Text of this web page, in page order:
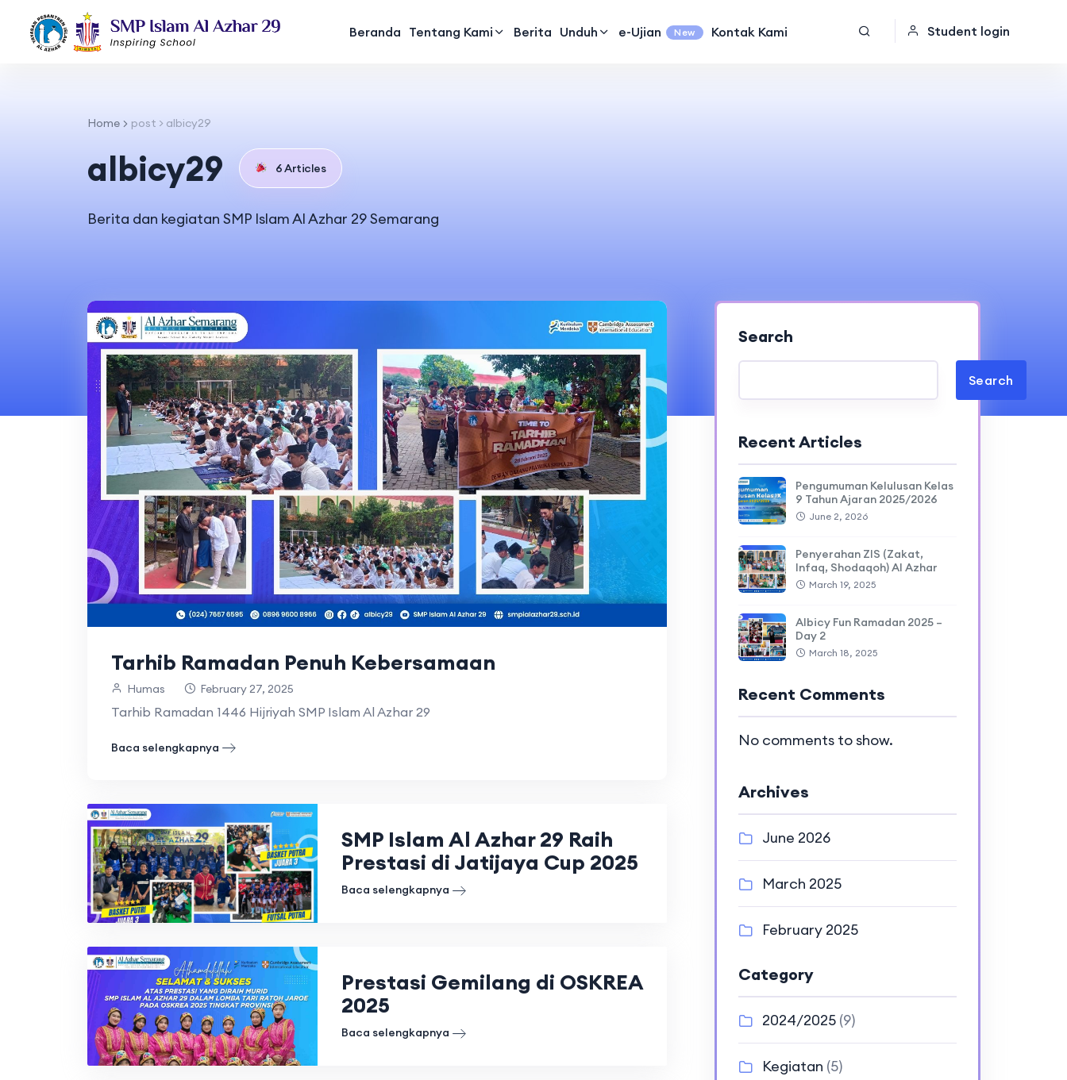
Beranda Tentang Kami Berita Unduh e-Ujian New Kontak Kami Student login
Home post > albicy29
albicy29 6 Articles
Berita dan kegiatan SMP Islam Al Azhar 29 Semarang
Tarhib Ramadan Penuh Kebersamaan
Humas February 27, 2025
Tarhib Ramadan 1446 Hijriyah SMP Islam Al Azhar 29
Baca selengkapnya
SMP Islam Al Azhar 29 Raih
Prestasi di Jatijaya Cup 2025
Baca selengkapnya
Prestasi Gemilang di OSKREA
2025
Baca selengkapnya
Search
Search
Recent Articles
Pengumuman Kelulusan Kelas
9 Tahun Ajaran 2025/2026
June 2, 2026
Penyerahan ZIS (Zakat,
Infaq, Shodaqoh) Al Azhar
March 19, 2025
Albicy Fun Ramadan 2025 –
Day 2
March 18, 2025
Recent Comments
No comments to show.
Archives
June 2026
March 2025
February 2025
Category
2024/2025(9)
Kegiatan (5)